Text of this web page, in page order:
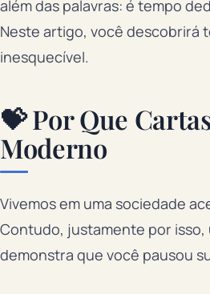
além das palavras: é tempo
Neste artigo, você descobrirá
inesquecível.
💝 Por Que
Moderno
Vivemos em uma sociedade
Contudo, justamente por isso,
demonstra que você pausou